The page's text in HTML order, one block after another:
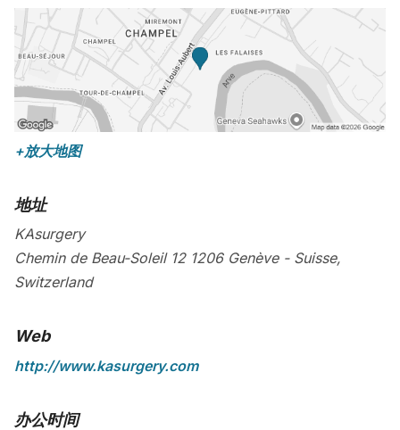
+放大地图
地址
KAsurgery
Chemin de Beau-Soleil 12 1206 Genève- Suisse,
Switzerland
Web
http://www.kasurgery.com
办公时间